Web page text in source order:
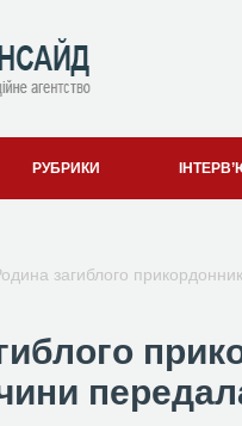
РУБРИКИ
загиблого